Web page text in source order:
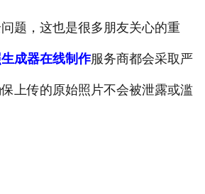
题，这也是很多朋友关心的重
成器在线制作服务商都会采取严
上传的原始照片不会被泄露或滥